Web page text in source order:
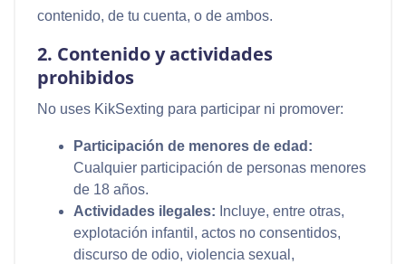
contenido, de tu cuenta, o de ambos.
2. Contenido y actividades
prohibidos
No uses KikSexting para participar ni promover:
Participación de menores de edad:
Cualquier participación de personas menores
de 18 años.
Actividades ilegales: Incluye, entre otras,
explotación infantil, actos no consentidos,
discurso de odio, violencia sexual,